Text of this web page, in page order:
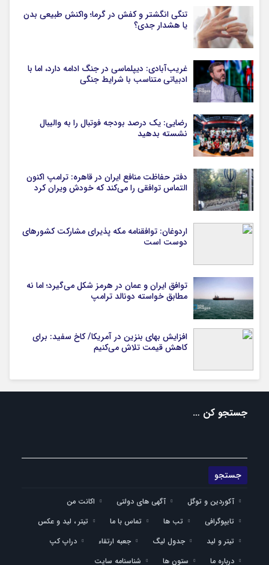
تنگی انگشتر و کفش در گرما؛ واکنش طبیعی بدن
یا هشدار جدی؟
غریب‌آبادی: دیپلماسی در جنگ ادامه دارد، اما با
ادبیاتی متناسب با شرایط جنگی
رضایی: یک درصد بودجه فوتبال را به والیبال
نشسته بدهید
دفتر حفاظت منافع ایران در قاهره: ترامپ اکنون
التماس توافقی را می‌کند که خودش ویران کرد
اردوغان: توافقنامه مکه پذیرای مشارکت کشورهای
دوست است
توافق ایران و عمان در هرمز شکل می‌گیرد؛ اما نه
مطابق خواسته دونالد ترامپ
افزایش بهای بنزین در آمریکا/ کاخ سفید: برای
کاهش قیمت تلاش می‌کنیم
جستجو کن …
آکوردین و توگل آگهی های دولتی
اکانت من
تایپوگرافی
تب ها تماس با ما
تیتر ، لید و عکس
تیتر و لید
جدول لیگ جعبه ارتقاء
دراپ کپ
درباره ما
ستون ها شناسنامه سایت